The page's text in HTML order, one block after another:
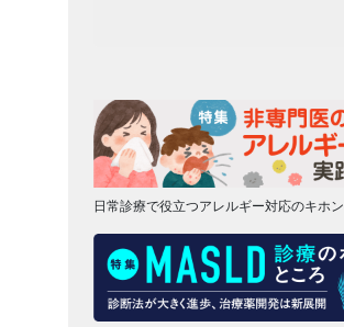
日常診療で役立つアレルギー対応のキホン